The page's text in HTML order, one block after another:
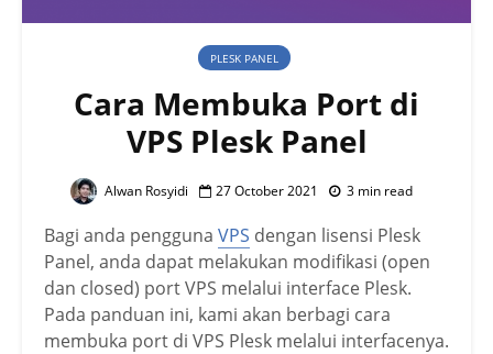
PLESK PANEL
Cara Membuka Port di
VPS Plesk Panel
Alwan Rosyidi 27 October 2021 3 min read
Bagi anda pengguna VPS dengan lisensi Plesk
Panel, anda dapat melakukan modifikasi (open
dan closed) port VPS melalui interface Plesk.
Pada panduan ini, kami akan berbagi cara
membuka port di VPS Plesk melalui interfacenya.